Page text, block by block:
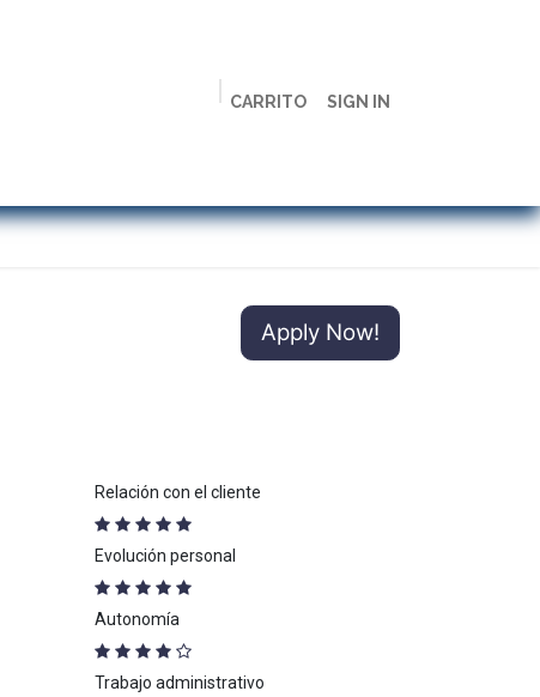
CARRITO SIGN IN
Apply Now!
Relación con el cliente
Evolución personal
Autonomía
Trabajo administrativo